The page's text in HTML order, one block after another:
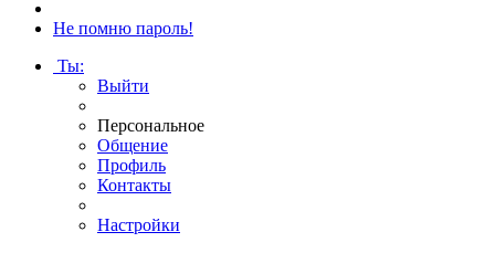
Не помню пароль!
Ты:
Выйти
Персональное
Общение
Профиль
Контакты
Настройки